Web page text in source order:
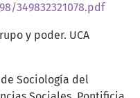
349832321078.pdf
y poder. UCA
Sociología del